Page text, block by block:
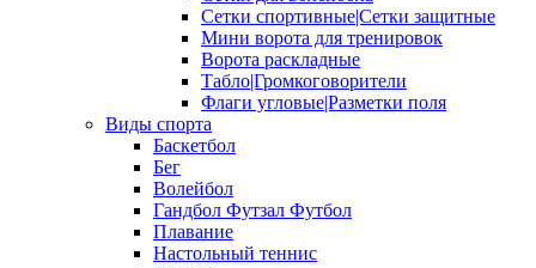
Сетки спортивные|Сетки защитные
Мини ворота для тренировок
Ворота раскладные
Табло|Громкоговорители
Флаги угловые|Разметки поля
Виды спорта
Баскетбол
Бег
Волейбол
Гандбол Футзал Футбол
Плавание
Настольный теннис